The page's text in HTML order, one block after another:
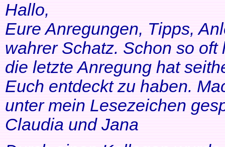
Hallo,
Eure Anregungen, Tipps,
wahrer Schatz. Schon so
die letzte Anregung hat
Euch entdeckt zu haben.
unter mein Lesezeichen
Claudia und Jana